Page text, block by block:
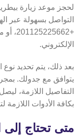
التواصل بسهولة عبر
الإلكتروني.
بعد ذلك، يتم تحديد
يتوافق مع جدولك.
التفاصيل اللازمة،
بكافة الأدوات اللازمة
متى تحتاج إلى